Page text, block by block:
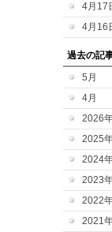
4月17
4月16
過去の記
5月
4月
2026
2025
2024
2023
2022
2021